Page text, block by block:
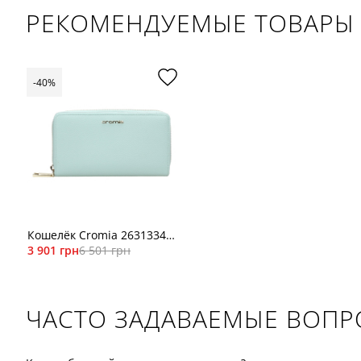
РЕКОМЕНДУЕМЫЕ ТОВАРЫ
Кошелёк Cromia 2631334
ментол
3 901 грн6 501 грн
-40%
ЧАСТО ЗАДАВАЕМЫЕ